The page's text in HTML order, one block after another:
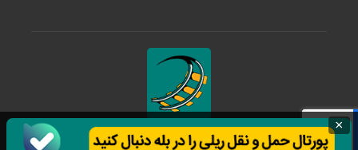
حمل و نقل ریلی
×